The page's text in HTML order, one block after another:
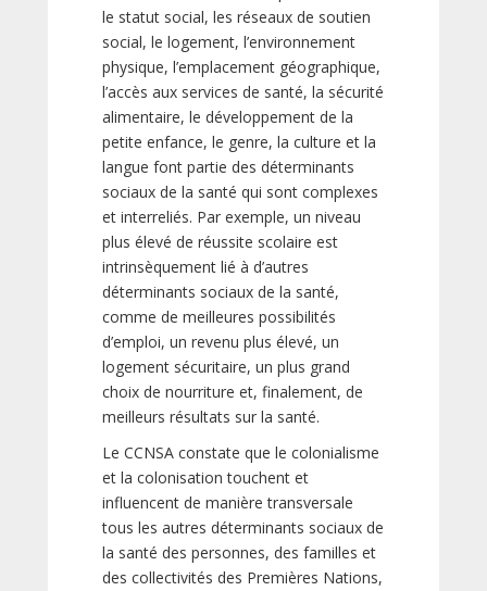
le statut social, les réseaux de soutien
social, le logement, l’environnement
physique, l’emplacement géographique,
l’accès aux services de santé, la sécurité
alimentaire, le développement de la
petite enfance, le genre, la culture et la
langue font partie des déterminants
sociaux de la santé qui sont complexes
et interreliés. Par exemple, un niveau
plus élevé de réussite scolaire est
intrinsèquement lié à d’autres
déterminants sociaux de la santé,
comme de meilleures possibilités
d’emploi, un revenu plus élevé, un
logement sécuritaire, un plus grand
choix de nourriture et, finalement, de
meilleurs résultats sur la santé.
Le CCNSA constate que le colonialisme
et la colonisation touchent et
influencent de manière transversale
tous les autres déterminants sociaux de
la santé des personnes, des familles et
des collectivités des Premières Nations,